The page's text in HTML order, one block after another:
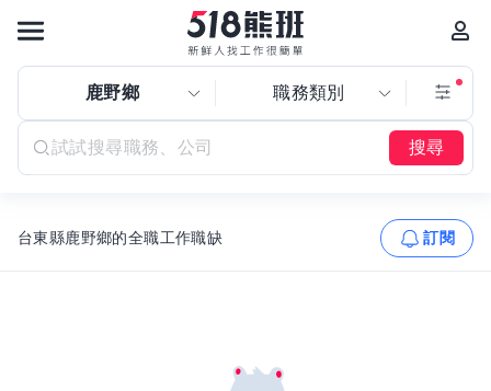
鹿野鄉 職務類別
搜尋
台東縣鹿野鄉的全職工作職缺 訂閱